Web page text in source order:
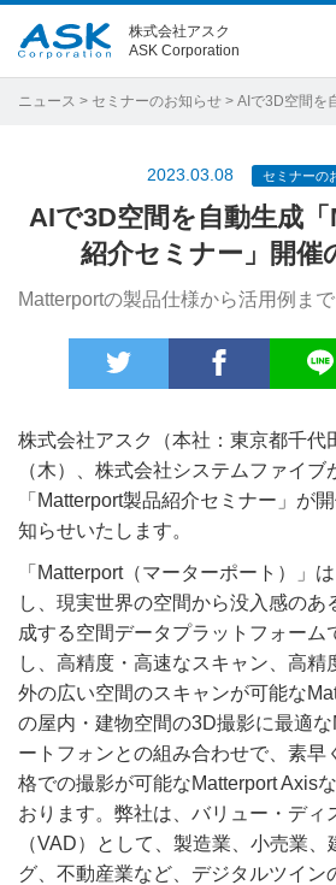
株式会社アスク
ASK Corporation
ニュース > セミナーのお知らせ > AIで3D空間を自動生成「
2023.03.08 セミナーの
AIで3D空間を自動生成
紹介セミナー」開催
Matterportの製品仕様から活用例ま
株式会社アスク（本社：東京都千代
（木）、株式会社システムファイブ
「Matterport製品紹介セミナー」が
知らせいたします。
「Matterport（マーターポート）」
し、現実世界の空間から没入感のあ
成する空間データプラットフォーム
し、高精度・高速なスキャン、高精
外の広い空間のスキャンが可能な
の屋内・建物空間の3D撮影に最適
ートフォンとの組み合わせで、素早
格での撮影が可能なMatterport Axis
おります。弊社は、バリュー・ディ
（VAD）として、製造業、小売業
グ、不動産業など、デジタルツイン